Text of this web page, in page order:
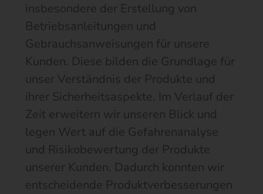
insbesondere der Erstellung von
Betriebsanleitungen und
Gebrauchsanweisungen für unsere
Kunden. Diese bilden die Grundlage für
unser Verständnis der Produkte und
ihrer Sicherheitsaspekte. Im Verlauf der
Zeit erweitern wir unseren Blick und
legen Wert auf die Gefahrenanalyse
und Risikobewertung der Produkte
unserer Kunden. Dadurch konnten wir
entscheidende Produktverbesserungen